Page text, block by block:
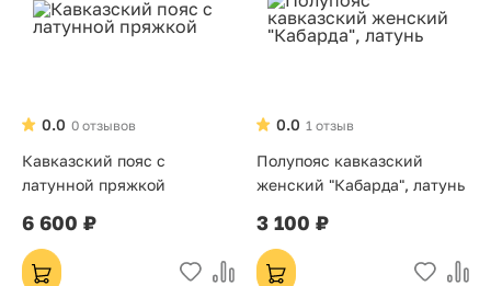
0 отзывов
0.0
Кавказский пояс с
латунной пряжкой
6 600 ₽
1 отзыв
0.0
Полупояс кавказский
женский "Кабарда", латунь
3 100 ₽